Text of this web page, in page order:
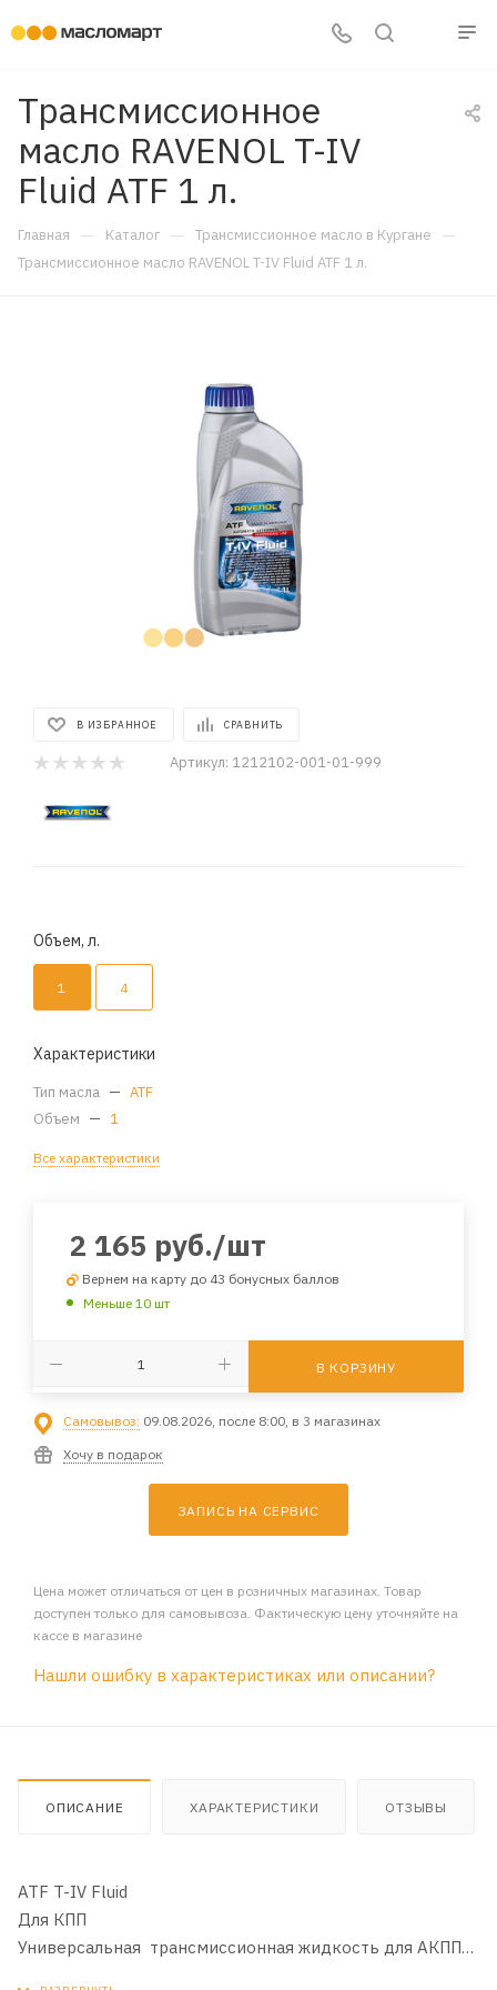
Трансмиссионное
масло RAVENOL T-IV
Fluid ATF 1 л.
Главная — Каталог — Трансмиссионное масло в Кургане —
Трансмиссионное масло RAVENOL T-IV Fluid ATF 1 л.
В ИЗБРАННОЕ СРАВНИТЬ
Артикул: 1212102-001-01-999
Объем, л.
1 4
Характеристики
Тип масла — ATF
Объем — 1
Все характеристики
2 165 руб./шт
Вернем на карту до 43 бонусных баллов
Меньше 10 шт
В КОРЗИНУ
Самовывоз: 09.08.2026, после 8:00, в 3 магазинах
Хочу в подарок
ЗАПИСЬ НА СЕРВИС
Цена может отличаться от цен в розничных магазинах. Товар
доступен только для самовывоза. Фактическую цену уточняйте на
кассе в магазине
Нашли ошибку в характеристиках или описании?
ОПИСАНИЕ ХАРАКТЕРИСТИКИ ОТЗЫВЫ
ATF T-IV Fluid
Для КПП
Универсальная трансмиссионная жидкость для АКПП